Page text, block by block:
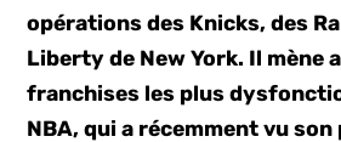
opérations des Knicks, des
Liberty de New York. Il mène
franchises les plus
NBA, qui a récemment vu